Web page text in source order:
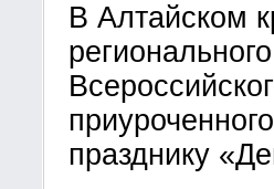
В Алтайском
празднику